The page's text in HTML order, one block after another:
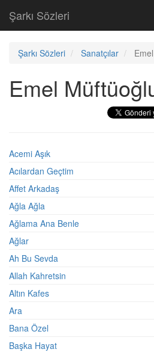
Şarkı Sözleri
Şarkı Sözleri Sanatçılar
Emel
Acemi Aşık
Acılardan Geçtim
Affet Arkadaş
Ağla Ağla
Ağlama Ana Benle
Ağlar
Ah Bu Sevda
Allah Kahretsin
Altın Kafes
Ara
Bana Özel
Başka Hayat